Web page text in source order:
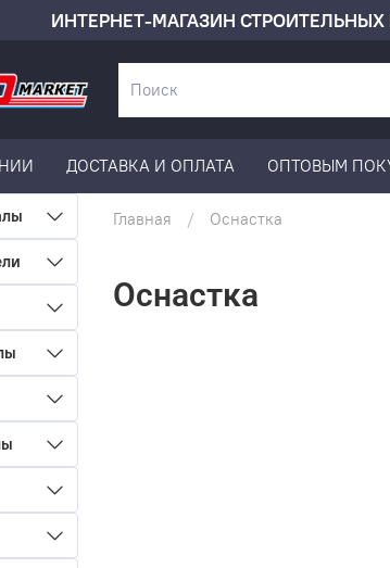
ИНТЕРНЕТ-МАГАЗИН
ДОСТАВКА И ОПЛАТА ОПТОВЫМ
Главная Оснастка
Оснастка